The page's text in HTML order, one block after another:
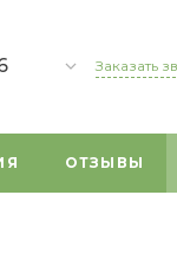
59/1
Заказать
ОТЗЫВЫ